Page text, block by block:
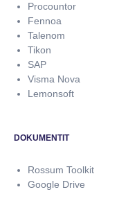
Procountor
Fennoa
Talenom
Tikon
SAP
Visma Nova
Lemonsoft
DOKUMENTIT
Rossum Toolkit
Google Drive